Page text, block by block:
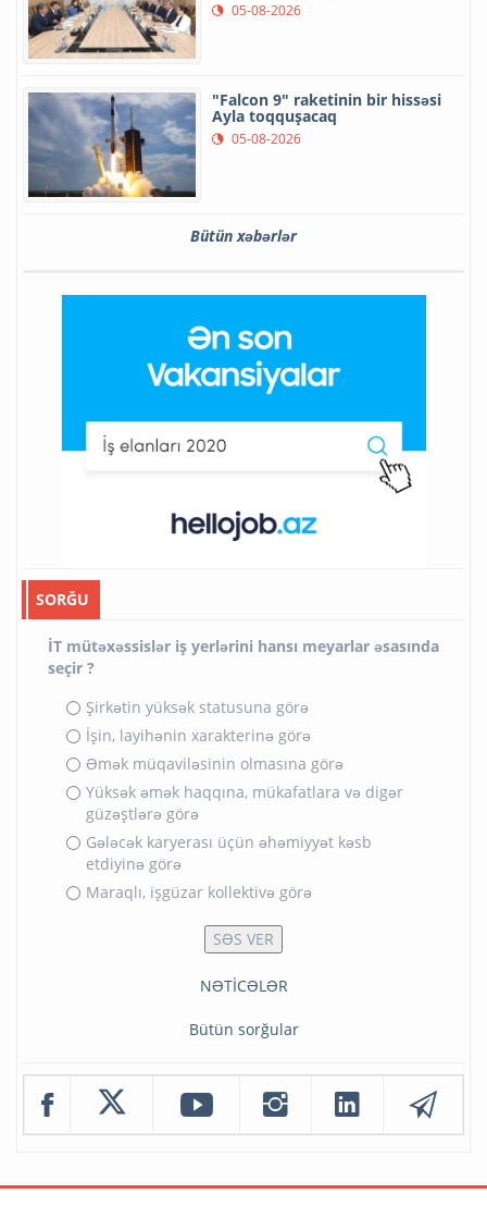
05-08-2026
"Falcon 9" raketinin bir hissəsi
Ayla toqquşacaq
05-08-2026
Bütün xəbərlər
SORĞU
İT mütəxəssislər iş yerlərini hansı meyarlar əsasında
seçir ?
Şirkətin yüksək statusuna görə
İşin, layihənin xarakterinə görə
Əmək müqaviləsinin olmasına görə
Yüksək əmək haqqına, mükafatlara və digər
güzəştlərə görə
Gələcək karyerası üçün əhəmiyyət kəsb
etdiyinə görə
Maraqlı, işgüzar kollektivə görə
NƏTİCƏLƏR
Bütün sorğular